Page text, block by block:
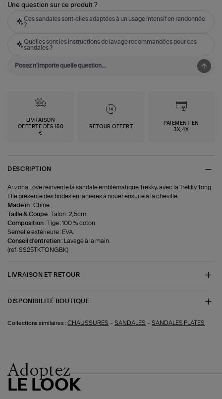
Une question sur ce produit ?
Ces sandales sont-elles adaptées à un usage intensif en randonnée
?
Quelles sont les instructions de lavage recommandées pour ces
sandales ?
LIVRAISON
OFFERTE DÈS 150
€
RETOUR OFFERT
PAIEMENT EN
3X,4X
DESCRIPTION
Arizona Love réinvente la sandale emblématique Trekky, avec la Trekky Tong.
Elle présente des brides en lanières à nouer ensuite à la cheville.
Made in :Chine.
Taille & Coupe :
Talon : 2,5cm.
Composition :
Tige : 100 % coton.
Semelle extérieure : EVA.
Conseil d'entretien :
Lavage à la main.
(ref-SS25TKTONGBK)
LIVRAISON ET RETOUR
DISPONIBILITÉ BOUTIQUE
Collections similaires : CHAUSSURES -SANDALES -SANDALES PLATES
Adoptez
LE LOOK